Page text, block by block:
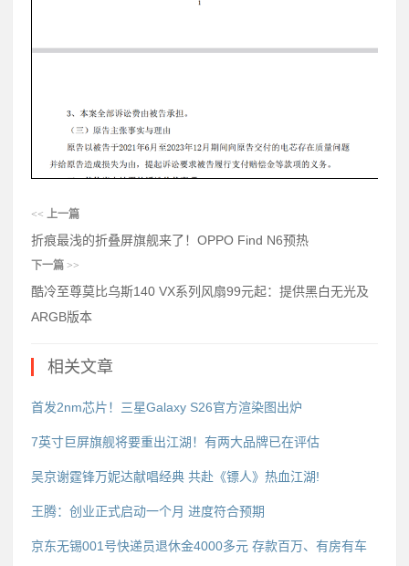
<< 上一篇
折痕最浅的折叠屏旗舰来了！OPPO Find N6预热
下一篇 >>
酷冷至尊莫比乌斯140 VX系列风扇99元起：提供黑白无光及
ARGB版本
相关文章
首发2nm芯片！三星Galaxy S26官方渲染图出炉
7英寸巨屏旗舰将要重出江湖！有两大品牌已在评估
吴京谢霆锋万妮达献唱经典 共赴《镖人》热血江湖!
王腾：创业正式启动一个月 进度符合预期
京东无锡001号快递员退休金4000多元 存款百万、有房有车